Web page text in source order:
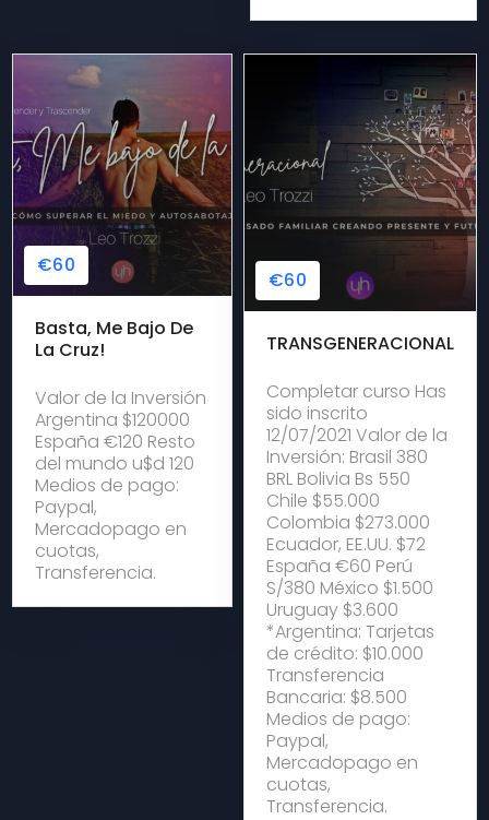
€60
Basta, Me Bajo De
La Cruz!
Valor de la Inversión
Argentina $120000
España €120 Resto
del mundo u$d 120
Medios de pago:
Paypal,
Mercadopago en
cuotas,
Transferencia.
€60
TRANSGENERACIONAL
Completar curso Has
sido inscrito
12/07/2021 Valor de la
Inversión: Brasil 380
BRL Bolivia Bs 550
Chile $55.000
Colombia $273.000
Ecuador, EE.UU. $72
España €60 Perú
S/380 México $1.500
Uruguay $3.600
*Argentina: Tarjetas
de crédito: $10.000
Transferencia
Bancaria: $8.500
Medios de pago:
Paypal,
Mercadopago en
cuotas,
Transferencia.